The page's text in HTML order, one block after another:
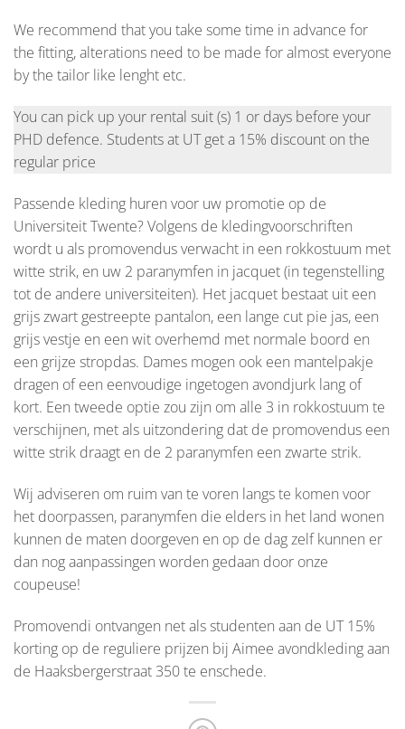
We recommend that you take some time in advance for
the fitting, alterations need to be made for almost everyone
by the tailor like lenght etc.
You can pick up your rental suit (s) 1 or days before your
PHD defence. Students at UT get a 15% discount on the
regular price
Passende kleding huren voor uw promotie op de
Universiteit Twente? Volgens de kledingvoorschriften
wordt u als promovendus verwacht in een rokkostuum met
witte strik, en uw 2 paranymfen in jacquet (in tegenstelling
tot de andere universiteiten). Het jacquet bestaat uit een
grijs zwart gestreepte pantalon, een lange cut pie jas, een
grijs vestje en een wit overhemd met normale boord en
een grijze stropdas. Dames mogen ook een mantelpakje
dragen of een eenvoudige ingetogen avondjurk lang of
kort. Een tweede optie zou zijn om alle 3 in rokkostuum te
verschijnen, met als uitzondering dat de promovendus een
witte strik draagt en de 2 paranymfen een zwarte strik.
Wij adviseren om ruim van te voren langs te komen voor
het doorpassen, paranymfen die elders in het land wonen
kunnen de maten doorgeven en op de dag zelf kunnen er
dan nog aanpassingen worden gedaan door onze
coupeuse!
Promovendi ontvangen net als studenten aan de UT 15%
korting op de reguliere prijzen bij Aimee avondkleding aan
de Haaksbergerstraat 350 te enschede.